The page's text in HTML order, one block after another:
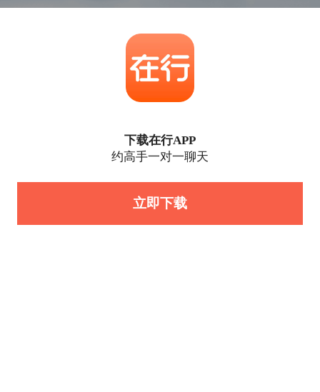
下载在行APP
约高手一对一聊天
立即下载